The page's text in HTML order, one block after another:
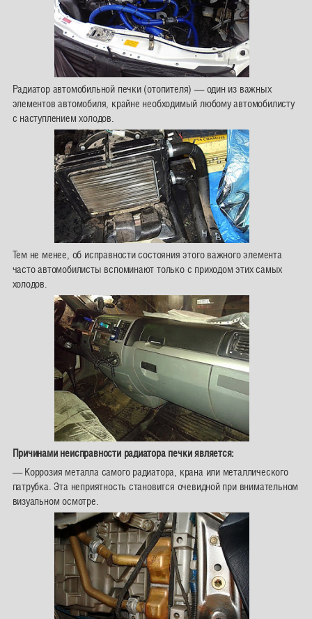
Радиатор автомобильной печки (отопителя) — один из важных
элементов автомобиля, крайне необходимый любому автомобилисту
с наступлением холодов.
Тем не менее, об исправности состояния этого важного элемента
часто автомобилисты вспоминают только с приходом этих самых
холодов.
Причинами неисправности радиатора печки является:
— Коррозия металла самого радиатора, крана или металлического
патрубка. Эта неприятность становится очевидной при внимательном
визуальном осмотре.